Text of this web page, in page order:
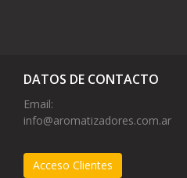
DATOS DE CONTACTO
Email:
info@aromatizadores.com.ar
Acceso Clientes